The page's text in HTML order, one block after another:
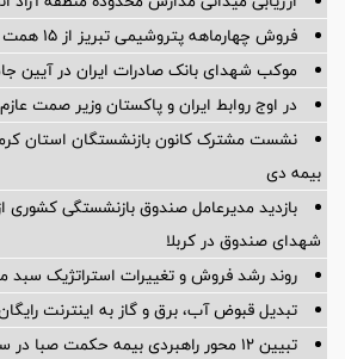
فروش چهارماهه پتروشیمی تبریز از ۱۵ همت عبور کرد
موکب شهدای بانک صادرات ایران در آیین
در اوج روابط ایران و پاکستان وزیر صمت
نشست مشترک کانون بازنشستگان استان
بیمه دی
بازدید مدیرعامل صندوق بازنشستگی
شهدای صندوق در کربلا
روند رشد فروش و تغییرات استراتژیک سبد
تبدیل قبوض آب، برق و گاز به اینترنت
️تبیین ۱۲ محور راهبردی بیمه حکمت صبا در سال ۱۴۰۵